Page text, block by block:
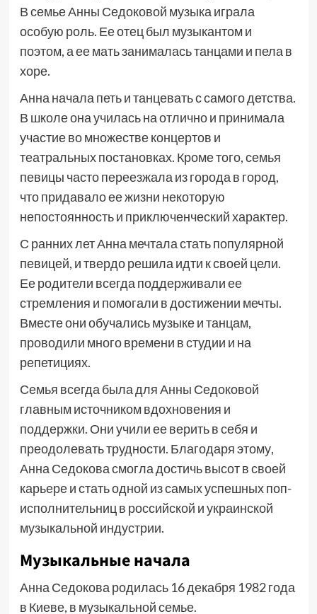
В семье Анны Седоковой музыка играла
особую роль. Ее отец был музыкантом и
поэтом, а ее мать занималась танцами и пела в
хоре.
Анна начала петь и танцевать с самого детства.
В школе она училась на отлично и принимала
участие во множестве концертов и
театральных постановках. Кроме того, семья
певицы часто переезжала из города в город,
что придавало ее жизни некоторую
непостоянность и приключенческий характер.
С ранних лет Анна мечтала стать популярной
певицей, и твердо решила идти к своей цели.
Ее родители всегда поддерживали ее
стремления и помогали в достижении мечты.
Вместе они обучались музыке и танцам,
проводили много времени в студии и на
репетициях.
Семья всегда была для Анны Седоковой
главным источником вдохновения и
поддержки. Они учили ее верить в себя и
преодолевать трудности. Благодаря этому,
Анна Седокова смогла достичь высот в своей
карьере и стать одной из самых успешных поп-
исполнительниц в российской и украинской
музыкальной индустрии.
Музыкальные начала
Анна Седокова родилась 16 декабря 1982 года
в Киеве, в музыкальной семье.